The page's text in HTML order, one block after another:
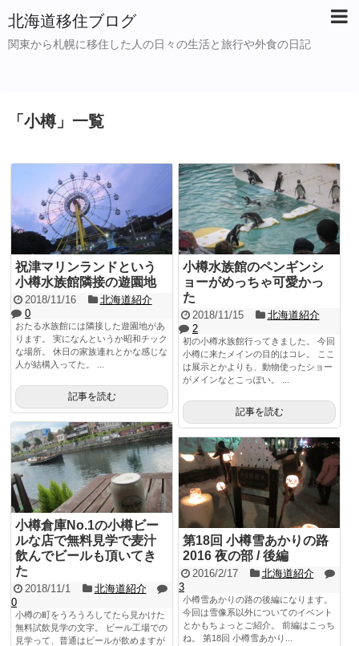
北海道移住ブログ
関東から札幌に移住した人の日々の生活と旅行や外食の日記
「 小樽」 一覧
祝津マリンランドという
小樽水族館隣接の遊園地
2018/11/16
北海道紹介
0
おたる水族館には隣接した遊園地があ
ります。 実になんというか昭和チック
な場所。 休日の家族連れとかな感じな
人が結構入ってた。 ...
記事を読む
小樽水族館のペンギンシ
ョーがめっちゃ可愛かっ
た
2018/11/15
北海道紹介
2
初の小樽水族館行ってきました。 今回
小樽に来たメインの目的はコレ。 ここ
は展示とかよりも、動物使ったショー
がメインなとこっぽい。 ...
記事を読む
小樽倉庫No.1の小樽ビー
ルな店で無料見学で麦汁
飲んでビールも頂いてき
た
2018/11/1
北海道紹介
0
小樽の町をうろうろしてたら見かけた
無料試飲見学の文字。 ビール工場での
見学って、普通はビールが飲めますが
第18回 小樽雪あかりの路
2016 夜の部 / 後編
2016/2/17
北海道紹介
3
小樽雪あかりの路の後編になります。
今回は雪像系以外についてのイベント
とかもちょっとご紹介。 前編はこっち
ね。 第18回 小樽雪あかり...